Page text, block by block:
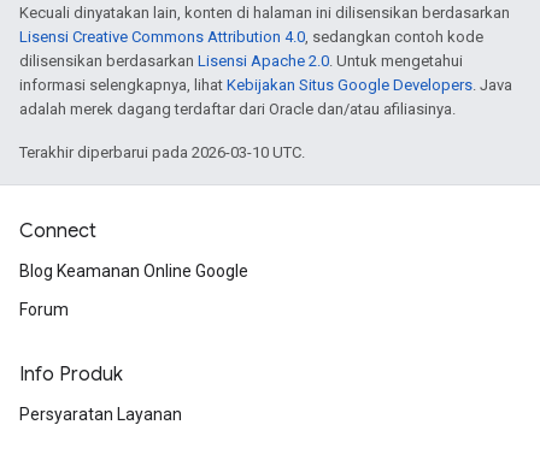
Kecuali dinyatakan lain, konten di halaman ini dilisensikan berdasarkan
Lisensi Creative Commons Attribution 4.0, sedangkan contoh kode
dilisensikan berdasarkan Lisensi Apache 2.0. Untuk mengetahui
informasi selengkapnya, lihat Kebijakan Situs Google Developers. Java
adalah merek dagang terdaftar dari Oracle dan/atau afiliasinya.
Terakhir diperbarui pada 2026-03-10 UTC.
Connect
Blog Keamanan Online Google
Forum
Info Produk
Persyaratan Layanan